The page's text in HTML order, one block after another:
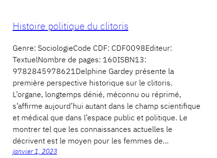
Histoire politique du clitoris
Genre: SociologieCode CDF: CDF0098Editeur:
TextuelNombre de pages: 160ISBN13:
9782845978621Delphine Gardey présente la
première perspective historique sur le clitoris.
L’organe, longtemps dénié, méconnu ou réprimé,
s’affirme aujourd’hui autant dans le champ scientifique
et médical que dans l’espace public et politique. Le
montrer tel que les connaissances actuelles le
décrivent est le moyen pour les femmes de…
janvier 1, 2023